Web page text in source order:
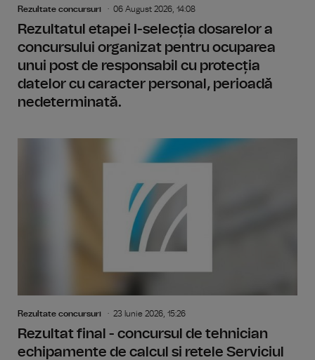
Rezultate concursuri 06 August 2026, 14:08
Rezultatul etapei I-selecția dosarelor a
concursului organizat pentru ocuparea
unui post de responsabil cu protecția
datelor cu caracter personal, perioadă
nedeterminată.
Rezultate concursuri 23 Iunie 2026, 15:26
Rezultat final - concursul de tehnician
echipamente de calcul si retele Serviciul